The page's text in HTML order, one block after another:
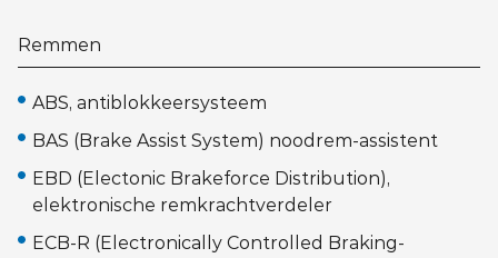
Remmen
ABS, antiblokkeersysteem
BAS (Brake Assist System) noodrem-assistent
EBD (Electonic Brakeforce Distribution),
elektronische remkrachtverdeler
ECB-R (Electronically Controlled Braking-